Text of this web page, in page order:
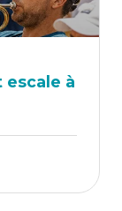
escale à